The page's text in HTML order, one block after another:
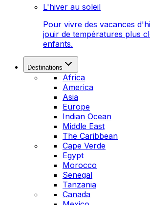
L'hiver au soleil
Pour vivre des vacances
jouir de températures plus
enfants.
Destinations
Africa
America
Asia
Europe
Indian Ocean
Middle East
The Caribbean
Cape Verde
Egypt
Morocco
Senegal
Tanzania
Canada